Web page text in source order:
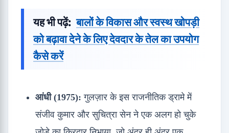
यह भी पढ़ें: बालों के विकास और स्वस्थ खोपड़ी
को बढ़ावा देने के लिए देवदार के तेल का उपयोग
कैसे करें
आंधी (1975): गुलज़ार के इस राजनीतिक ड्रामे में
संजीव कुमार और सुचित्रा सेन ने एक अलग हो चुके